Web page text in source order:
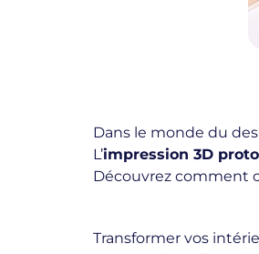
Dans le monde du
L’impression 3D
Découvrez comment
Transformer vos